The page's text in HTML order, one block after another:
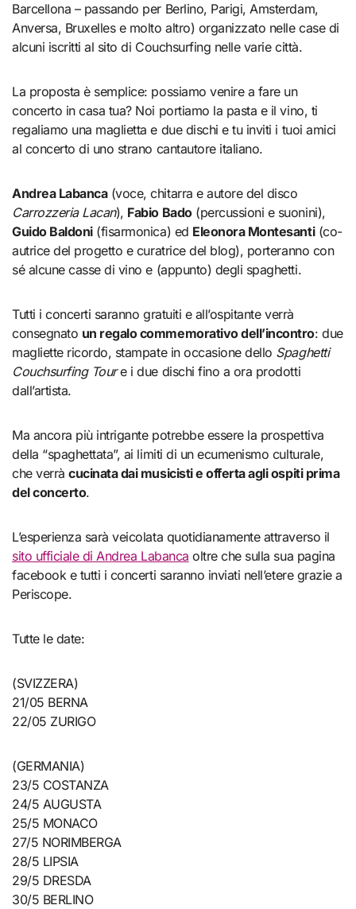
Barcellona – passando per Berlino, Parigi, Amsterdam,
Anversa, Bruxelles e molto altro) organizzato nelle case di
alcuni iscritti al sito di Couchsurfing nelle varie città.
La proposta è semplice: possiamo venire a fare un
concerto in casa tua? Noi portiamo la pasta e il vino, ti
regaliamo una maglietta e due dischi e tu inviti i tuoi amici
al concerto di uno strano cantautore italiano.
Andrea Labanca(voce, chitarra e autore del disco
Carrozzeria Lacan), Fabio Bado(percussioni e suonini),
Guido Baldoni(fisarmonica) ed Eleonora Montesanti(co-
autrice del progetto e curatrice del blog), porteranno con
sé alcune casse di vino e (appunto) degli spaghetti.
Tutti i concerti saranno gratuiti e all’ospitante verrà
consegnato un regalo commemorativo dell’incontro: due
magliette ricordo, stampate in occasione dello Spaghetti
Couchsurfing Toure i due dischi fino a ora prodotti
dall’artista.
Ma ancora più intrigante potrebbe essere la prospettiva
della “spaghettata”, ai limiti di un ecumenismo culturale,
che verràcucinata dai musicisti e offerta agli ospiti prima
del concerto.
L’esperienza sarà veicolata quotidianamente attraverso il
sito ufficiale di Andrea Labanca oltre che sulla sua pagina
facebook e tutti i concerti saranno inviati nell’etere grazie a
Periscope.
Tutte le date:
(SVIZZERA)
21/05 BERNA
22/05 ZURIGO
(GERMANIA)
23/5 COSTANZA
24/5 AUGUSTA
25/5 MONACO
27/5 NORIMBERGA
28/5 LIPSIA
29/5 DRESDA
30/5 BERLINO